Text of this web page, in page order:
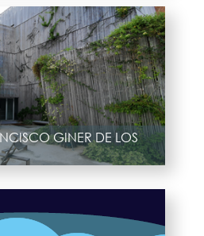
GINER DE LOS